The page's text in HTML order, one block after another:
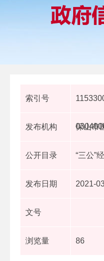
索引号
发布机构 保山市
公开目录 “三公”
发布日期 2021-
文号
浏览量 86